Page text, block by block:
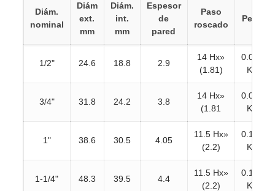
Diám.
nominal
Diám
ext.
mm
Diám.
int.
mm
Espesor
de
pared
Paso
roscado
Peso
1/2" 24.6 18.8 2.9
14 Hx»
(1.81)
0.060
Kg
3/4" 31.8 24.2 3.8
14 Hx»
(1.81
0.082
Kg
1" 38.6 30.5 4.05
11.5 Hx»
(2.2)
0.122
Kg
1-1/4" 48.3 39.5 4.4
11.5 Hx»
(2.2)
0.188
Kg